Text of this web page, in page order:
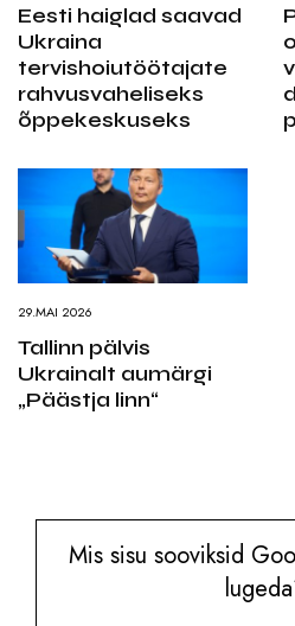
Eesti haiglad saavad
Ukraina
tervishoiutöötajate
rahvusvaheliseks
õppekeskuseks
29.MAI 2026
Tallinn pälvis
Ukrainalt aumärgi
„Päästja linn“
Mis sisu sooviksid